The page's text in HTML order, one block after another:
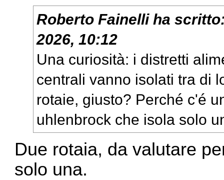
Roberto Fainelliha
2026, 10:12
Una curiosità: i distretti
centrali vanno isolati tra di
rotaie, giusto? Perché c'é
uhlenbrock che isola solo
Due rotaia, da valutare
solo una.